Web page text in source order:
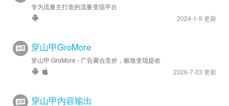
专为流量主打造的流量变现平台
2024-1-9 更新
穿山甲GroMore
穿山甲 GroMore - 广告聚合竞价，极致变现提收
2026-7-23 更新
穿山甲内容输出